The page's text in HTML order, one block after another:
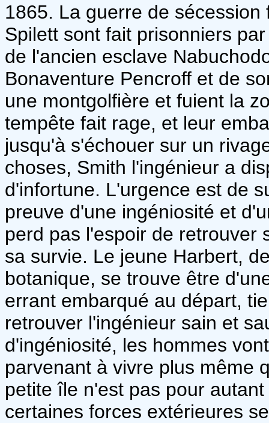
1865. La guerre de
Spilett sont fait prisonniers
de l'ancien esclave
Bonaventure Pencroff et de
une montgolfière et fuient la
tempête fait rage, et leur
jusqu'à s'échouer sur un
choses, Smith l'ingénieur a
d'infortune. L'urgence est de
preuve d'une ingéniosité et
perd pas l'espoir de retrouver
sa survie. Le jeune Harbert,
botanique, se trouve être
errant embarqué au départ,
retrouver l'ingénieur sain et
d'ingéniosité, les hommes
parvenant à vivre plus même
petite île n'est pas pour
certaines forces extérieures